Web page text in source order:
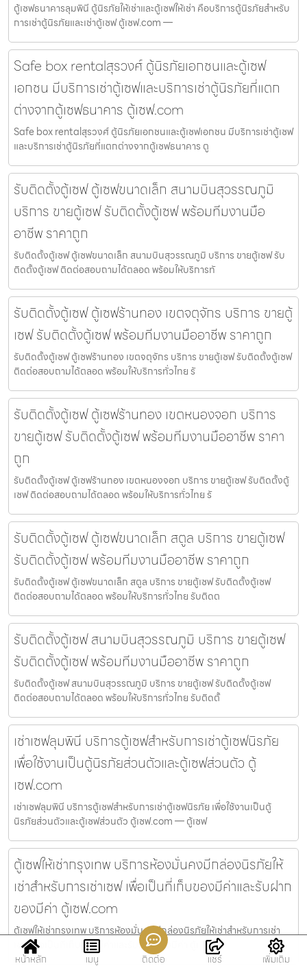
ตู้เซฟธนาคารลุมพินี ตู้นิรภัยให้เช่าและตู้เซฟให้เช่า คือบริการตู้นิรภัยสำหรับ
การเช่าตู้นิรภัยและเช่าตู้เซฟ ตู้เซฟ.com —
Safe box rentalสุรวงศ์ ตู้นิรภัยเอกชนและตู้เซฟ
เอกชน มีบริการเช่าตู้เซฟและบริการเช่าตู้นิรภัยที่แตก
ต่างจากตู้เซฟธนาคาร ตู้เซฟ.com
Safe box rentalสุรวงศ์ ตู้นิรภัยเอกชนและตู้เซฟเอกชน มีบริการเช่าตู้เซฟ
และบริการเช่าตู้นิรภัยที่แตกต่างจากตู้เซฟธนาคาร ตู
รับติดตั้งตู้เซฟ ตู้เซฟขนาดเล็ก สนามบินสุวรรณภูมิ
บริการ ขายตู้เซฟ รับติดตั้งตู้เซฟ พร้อมทีมงานมือ
อาชีพ ราคาถูก
รับติดตั้งตู้เซฟ ตู้เซฟขนาดเล็ก สนามบินสุวรรณภูมิ บริการ ขายตู้เซฟ รับ
ติดตั้งตู้เซฟ ติดต่อสอบถามได้ตลอด พร้อมให้บริการทั
รับติดตั้งตู้เซฟ ตู้เซฟร้านทอง เขตจตุจักร บริการ ขายตู้
เซฟ รับติดตั้งตู้เซฟ พร้อมทีมงานมืออาชีพ ราคาถูก
รับติดตั้งตู้เซฟ ตู้เซฟร้านทอง เขตจตุจักร บริการ ขายตู้เซฟ รับติดตั้งตู้เซฟ
ติดต่อสอบถามได้ตลอด พร้อมให้บริการทั่วไทย รั
รับติดตั้งตู้เซฟ ตู้เซฟร้านทอง เขตหนองจอก บริการ
ขายตู้เซฟ รับติดตั้งตู้เซฟ พร้อมทีมงานมืออาชีพ ราคา
ถูก
รับติดตั้งตู้เซฟ ตู้เซฟร้านทอง เขตหนองจอก บริการ ขายตู้เซฟ รับติดตั้งตู้
เซฟ ติดต่อสอบถามได้ตลอด พร้อมให้บริการทั่วไทย รั
รับติดตั้งตู้เซฟ ตู้เซฟขนาดเล็ก สตูล บริการ ขายตู้เซฟ
รับติดตั้งตู้เซฟ พร้อมทีมงานมืออาชีพ ราคาถูก
รับติดตั้งตู้เซฟ ตู้เซฟขนาดเล็ก สตูล บริการ ขายตู้เซฟ รับติดตั้งตู้เซฟ
ติดต่อสอบถามได้ตลอด พร้อมให้บริการทั่วไทย รับติดต
รับติดตั้งตู้เซฟ สนามบินสุวรรณภูมิ บริการ ขายตู้เซฟ
รับติดตั้งตู้เซฟ พร้อมทีมงานมืออาชีพ ราคาถูก
รับติดตั้งตู้เซฟ สนามบินสุวรรณภูมิ บริการ ขายตู้เซฟ รับติดตั้งตู้เซฟ
ติดต่อสอบถามได้ตลอด พร้อมให้บริการทั่วไทย รับติดตั้
เช่าเซฟลุมพินี บริการตู้เซฟสำหรับการเช่าตู้เซฟนิรภัย
เพื่อใช้งานเป็นตู้นิรภัยส่วนตัวและตู้เซฟส่วนตัว ตู้
เซฟ.com
เช่าเซฟลุมพินี บริการตู้เซฟสำหรับการเช่าตู้เซฟนิรภัย เพื่อใช้งานเป็นตู้
นิรภัยส่วนตัวและตู้เซฟส่วนตัว ตู้เซฟ.com — ตู้เซฟ
ตู้เซฟให้เช่ากรุงเทพ บริการห้องมั่นคงมีกล่องนิรภัยให้
เช่าสำหรับการเช่าเซฟ เพื่อเป็นที่เก็บของมีค่าและรับฝาก
ของมีค่า ตู้เซฟ.com
ตู้เซฟให้เช่ากรุงเทพ บริการห้องมั่นคงมีกล่องนิรภัยให้เช่าสำหรับการเช่า
เซฟ เพื่อเป็นที่เก็บของมีค่าและรับฝากของมีค่า ตู้เ
หน้าหลัก
เมนู ติดต่อ แชร์ เพิ่มเติม